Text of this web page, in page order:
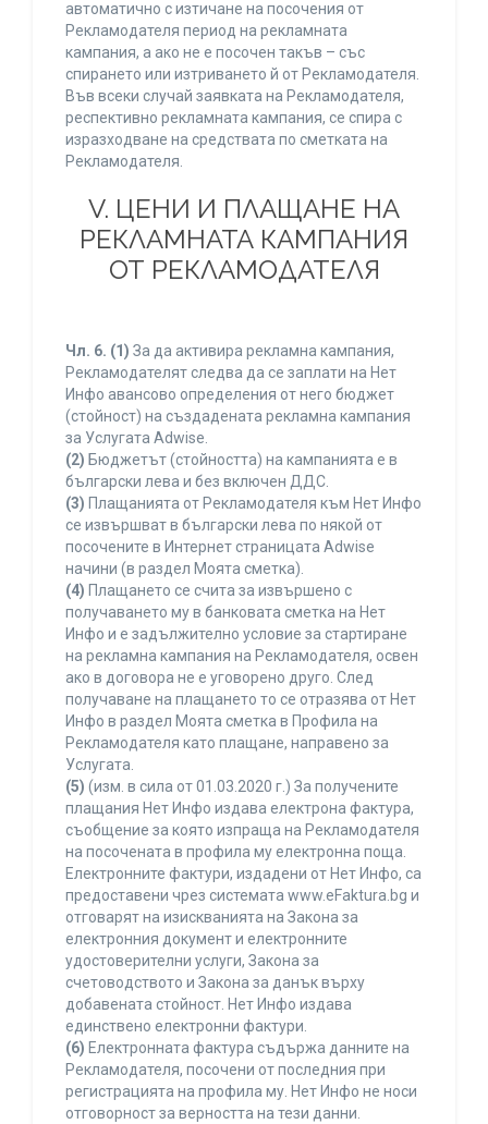
автоматично с изтичане на посочения от
Рекламодателя период на рекламната
кампания, а ако не е посочен такъв – със
спирането или изтриването й от Рекламодателя.
Във всеки случай заявката на Рекламодателя,
респективно рекламната кампания, се спира с
изразходване на средствата по сметката на
Рекламодателя.
V. ЦЕНИ И ПЛАЩАНЕ НА
РЕКЛАМНАТА КАМПАНИЯ
ОТ РЕКЛАМОДАТЕЛЯ
Чл. 6. (1) За да активира рекламна кампания,
Рекламодателят следва да се заплати на Нет
Инфо авансово определения от него бюджет
(стойност) на създадената рекламна кампания
за Услугата Adwise.
(2) Бюджетът (стойността) на кампанията е в
български лева и без включен ДДС.
(3) Плащанията от Рекламодателя към Нет Инфо
се извършват в български лева по някой от
посочените в Интернет страницата Adwise
начини (в раздел Моята сметка).
(4) Плащането се счита за извършено с
получаването му в банковата сметка на Нет
Инфо и е задължително условие за стартиране
на рекламна кампания на Рекламодателя, освен
ако в договора не е уговорено друго. След
получаване на плащането то се отразява от Нет
Инфо в раздел Моята сметка в Профила на
Рекламодателя като плащане, направено за
Услугата.
(5) (изм. в сила от 01.03.2020 г.) За получените
плащания Нет Инфо издава електрона фактура,
съобщение за която изпраща на Рекламодателя
на посочената в профила му електронна поща.
Електронните фактури, издадени от Нет Инфо, са
предоставени чрез системата www.eFaktura.bg и
отговарят на изискванията на Закона за
електронния документ и електронните
удостоверителни услуги, Закона за
счетоводството и Закона за данък върху
добавената стойност. Нет Инфо издава
единствено електронни фактури.
(6) Електронната фактура съдържа данните на
Рекламодателя, посочени от последния при
регистрацията на профила му. Нет Инфо не носи
отговорност за верността на тези данни.